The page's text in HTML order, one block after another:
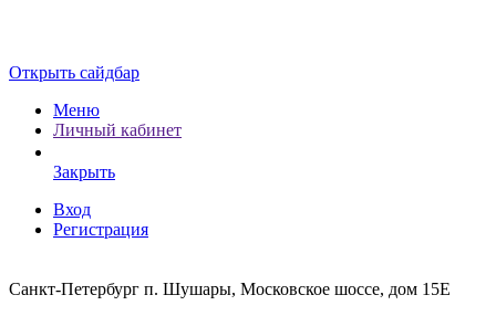
Открыть сайдбар
Меню
Личный кабинет
Закрыть
Вход
Регистрация
Санкт-Петербург п. Шушары, Московское шоссе, дом 15Е